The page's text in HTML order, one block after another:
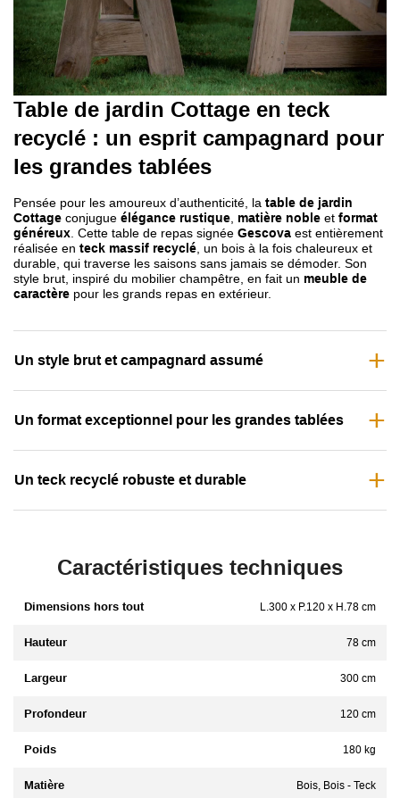
Table de jardin Cottage en teck
recyclé : un esprit campagnard pour
les grandes tablées
Pensée pour les amoureux d’authenticité, la table de jardin
Cottage conjugue élégance rustique matière noble et format
généreux . Cette table de repas signée Gescova est entièrement
réalisée en teck massif recyclé , un bois à la fois chaleureux et
durable, qui traverse les saisons sans jamais se démoder. Son
style brut, inspiré du mobilier champêtre, en fait un meuble de
caractère pour les grands repas en extérieur.
Un style brut et campagnard assumé
Un format exceptionnel pour les grandes tablées
Un teck recyclé robuste et durable
Caractéristiques techniques
Dimensions hors tout L.300 x P.120 x H.78 cm
Hauteur 78 cm
Largeur 300 cm
Profondeur 120 cm
Poids 180 kg
Matière Bois, Bois - Teck